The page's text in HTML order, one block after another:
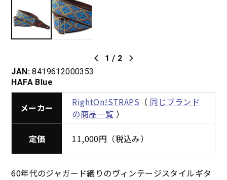
1 / 2
JAN: 8419612000353
HAFA Blue
メーカー RightOn!STRAPS （ 同じブランド
の商品一覧 ）
定価 11,000円（税込み）
60年代のジャガード織りのヴィンテージスタイルギタ